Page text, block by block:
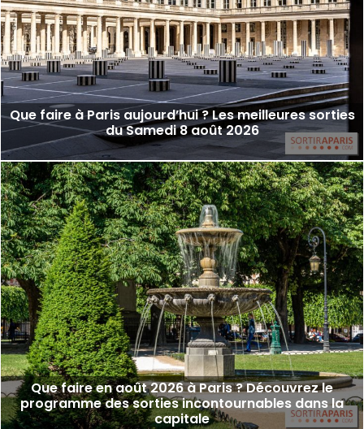
Que faire à Paris aujourd’hui ? Les meilleures sorties
du Samedi 8 août 2026
Que faire en août 2026 à Paris ? Découvrez le
programme des sorties incontournables dans la
capitale